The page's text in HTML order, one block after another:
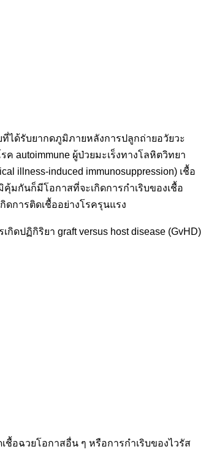
ได้รับยากดภูมิภายหลังการปลูกถ่ายอวัยวะ
ค autoimmune ผู้ป่วยมะเร็งทางโลหิตวิทยา
illness-induced immunosuppression) เชื้อ
คุ้มกันก็มีโอกาสที่จะเกิดการกำเริบของเชื้อ
ดการติดเชื้ออย่างโรครุนแรง
ดปฏิกิริยา graft versus host disease (GvHD)
ชื้อฉวยโอกาสอื่น ๆ หรือการกำเริบของไวรัส